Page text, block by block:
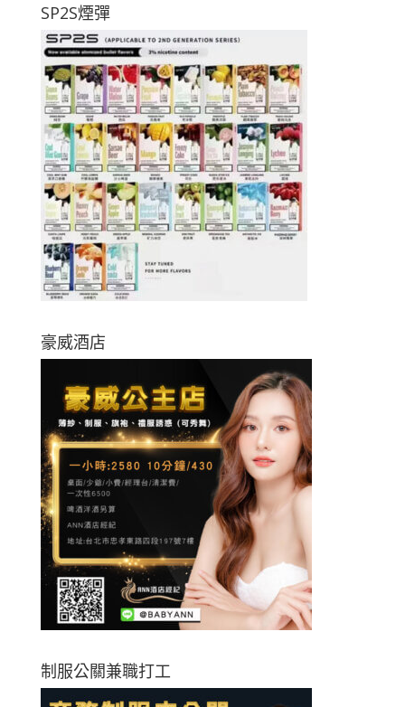
SP2S煙彈
豪威酒店
制服公關兼職打工